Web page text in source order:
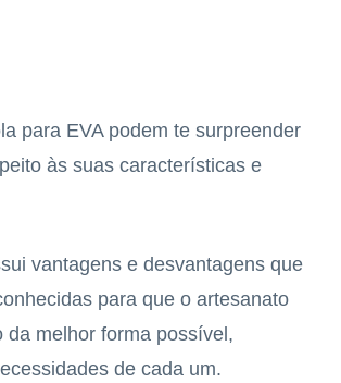
para EVA podem te surpreender
às suas características e
vantagens e desvantagens que
para que o artesanato
da melhor forma possível,
de cada um.